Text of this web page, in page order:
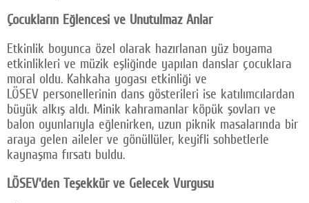
Çocukların Eğlencesi ve Unutulmaz Anlar
Etkinlik boyunca özel olarak hazırlanan yüz boyama
etkinlikleri ve müzik eşliğinde yapılan danslar çocuklara
moral oldu. Kahkaha yogası etkinliği ve
LÖSEV personellerinin dans gösterileri ise katılımcılardan
büyük alkış aldı. Minik kahramanlar köpük şovları ve
balon oyunlarıyla eğlenirken, uzun piknik masalarında bir
araya gelen aileler ve gönüllüler, keyifli sohbetlerle
kaynaşma fırsatı buldu.
LÖSEV'den Teşekkür ve Gelecek Vurgusu